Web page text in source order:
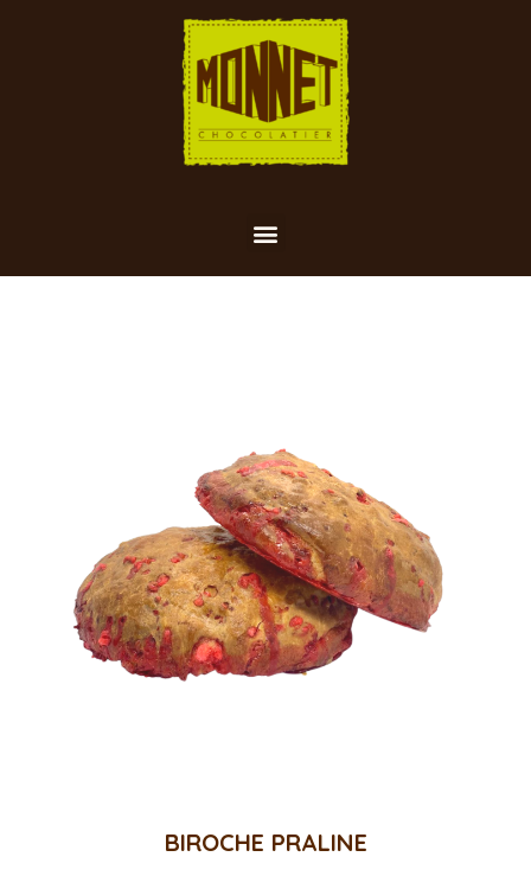
BIROCHE PRALINE